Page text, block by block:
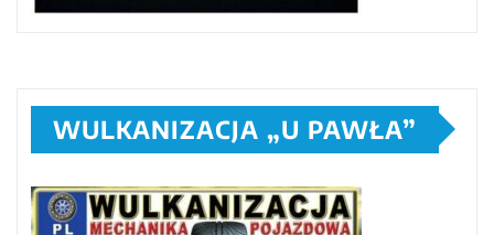
WULKANIZACJA „U PAWŁA”